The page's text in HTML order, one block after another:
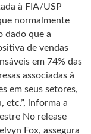
à FIA/USP
normalmente
dado que a
de vendas
em 74% das
associadas à
em seus setores,
etc.”, informa a
No release
Fox, assegura